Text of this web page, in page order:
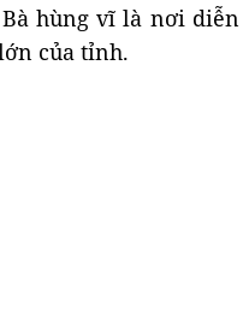
hùng vĩ là nơi diễn
của tỉnh.